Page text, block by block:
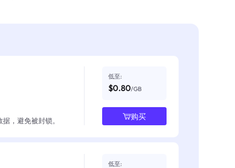
，避免被封锁。
低至:
$0.80/GB
购买
低至: